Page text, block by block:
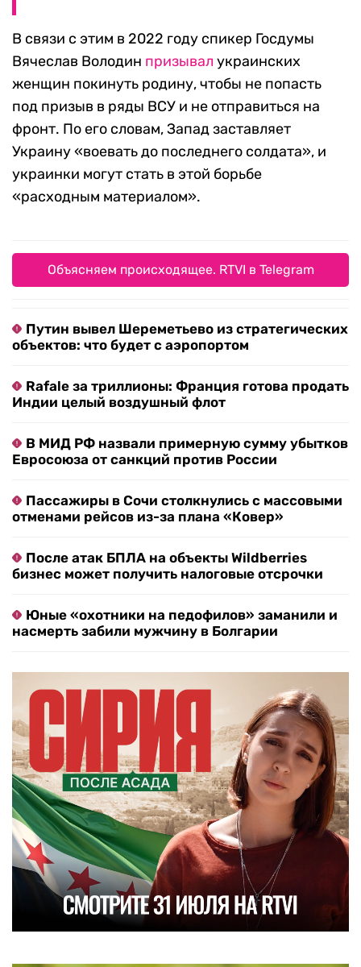
В связи с этим в 2022 году спикер Госдумы
Вячеслав Володин призывал украинских
женщин покинуть родину, чтобы не попасть
под призыв в ряды ВСУ и не отправиться на
фронт. По его словам, Запад заставляет
Украину «воевать до последнего солдата», и
украинки могут стать в этой борьбе
«расходным материалом».
Объясняем происходящее. RTVI в Telegram
Путин вывел Шереметьево из стратегических
объектов: что будет с аэропортом
Rafale за триллионы: Франция готова продать
Индии целый воздушный флот
В МИД РФ назвали примерную сумму убытков
Евросоюза от санкций против России
Пассажиры в Сочи столкнулись с массовыми
отменами рейсов из-за плана «Ковер»
После атак БПЛА на объекты Wildberries
бизнес может получить налоговые отсрочки
Юные «охотники на педофилов» заманили и
насмерть забили мужчину в Болгарии